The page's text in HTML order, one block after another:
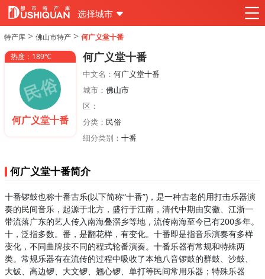
选择城市
特产库 > 佛山市特产 > 何广义堂十番
热度：189℃
何广义堂十番
何广义堂十番
中文名： 何广义堂十番
城市： 佛山市
区：
分类： 民俗
细分类别： 十番
何广义堂十番简介
十番锣鼓也称十番古乐(以下简称“十番”)，是一种古老的用打击乐器演
奏的民间音乐，起源于北方，盛行于江南，清代中期由安徽、江浙一
带流落广东的艺人传入南海叠滘乡等地，流传南海至今已有200多年。
十，泛指多数。番，是翻花样，有变化。十番即是指音乐演奏有多样
变化，不同曲牌按不同的程式轮番演奏。十番乐器有常规和特殊两
类。常规乐器有在流传的过程中吸收了本地八音锣鼓的群鼓、沙鼓、
大钹、高边锣、大文锣、翘心锣、单打等民间常用乐器；特殊乐器